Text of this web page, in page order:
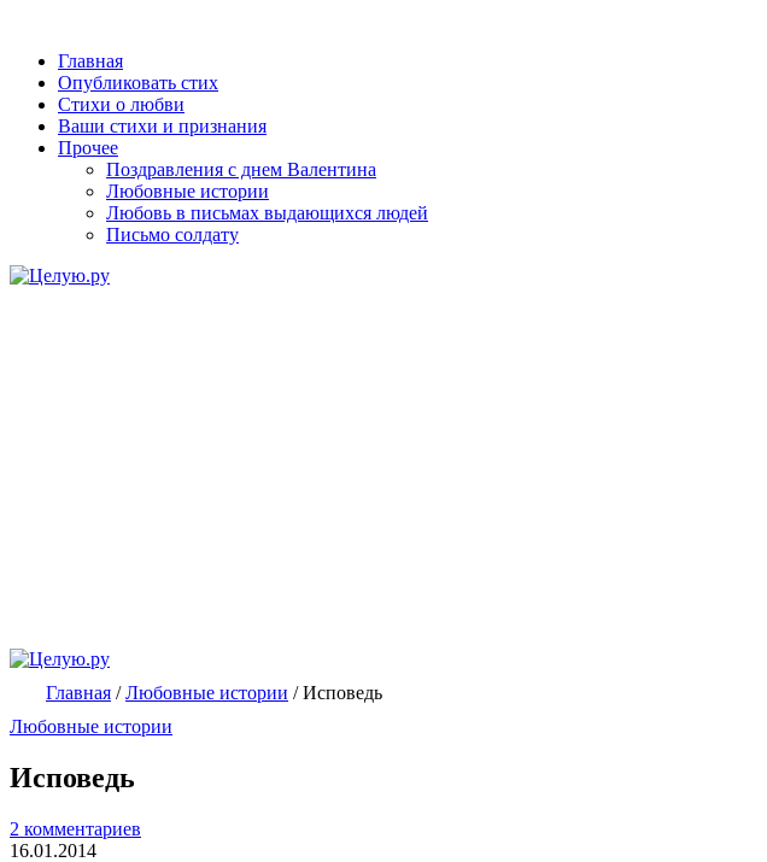
Главная
Опубликовать стих
Стихи о любви
Ваши стихи и признания
Прочее
Поздравления с днем Валентина
Любовные истории
Любовь в письмах выдающихся людей
Письмо солдату
Главная /Любовные истории /Исповедь
Любовные истории
Исповедь
2 комментариев
16.01.2014